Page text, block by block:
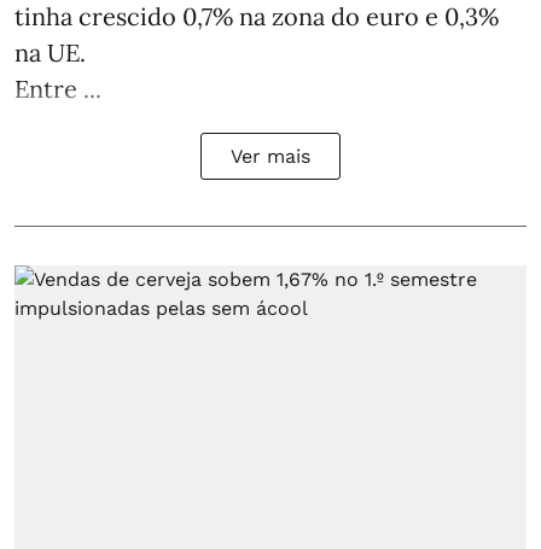
tinha crescido 0,7% na zona do euro e 0,3%
na UE.
Entre ...
Ver mais